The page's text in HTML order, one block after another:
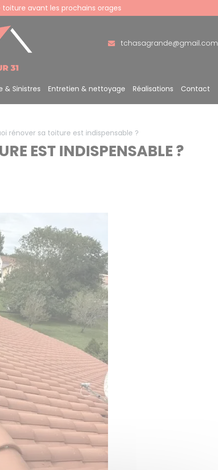
avant les prochains orages
tchasagrande@gmail.com
& Sinistres Entretien & nettoyage Réalisations Contact
rénover sa toiture est indispensable ?
EST INDISPENSABLE ?